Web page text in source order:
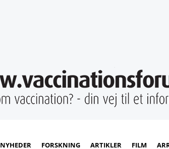
NYHEDER FORSKNING ARTIKLER FILM